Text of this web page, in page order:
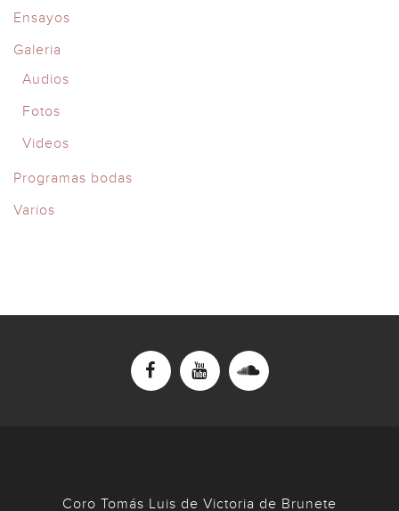
Ensayos
Galeria
Audios
Fotos
Videos
Programas bodas
Varios
Coro Tomás Luis de Victoria de Brunete